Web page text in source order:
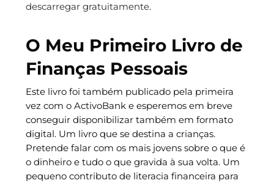
descarregar gratuitamente.
O Meu Primeiro Livro de
Finanças Pessoais
Este livro foi também publicado pela primeira
vez com o ActivoBank e esperemos em breve
conseguir disponibilizar também em formato
digital. Um livro que se destina a crianças.
Pretende falar com os mais jovens sobre o que é
o dinheiro e tudo o que gravida à sua volta. Um
pequeno contributo de literacia financeira para